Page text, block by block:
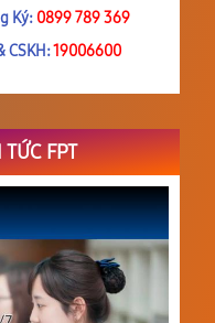
Ký: 0899 789 369
CSKH:19006600
TỨC FPT